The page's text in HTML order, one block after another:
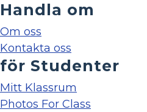
Handla om
Om oss
Kontakta oss
för Studenter
Mitt Klassrum
Photos For Class